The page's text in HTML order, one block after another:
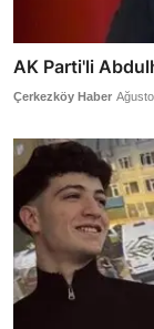
AK Parti'li
Çerkezköy Haber